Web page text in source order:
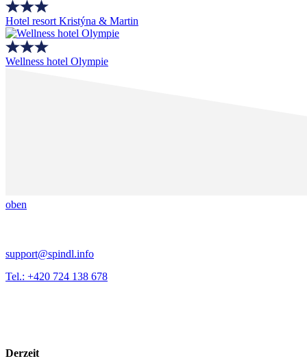
Hotel resort Kristýna & Martin
Wellness hotel Olympie
oben
support@spindl.info
Tel.: +420 724 138 678
Derzeit